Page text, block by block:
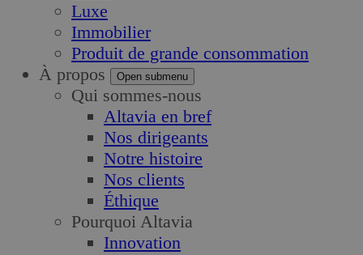
Luxe
Immobilier
Produit de grande consommation
À propos
Open submenu
Qui sommes-nous
Altavia en bref
Nos dirigeants
Notre histoire
Nos clients
Éthique
Pourquoi Altavia
Innovation